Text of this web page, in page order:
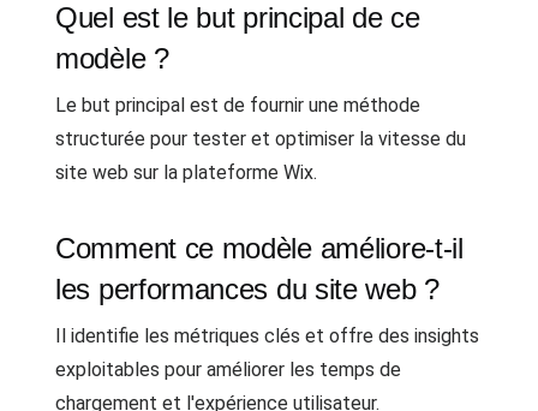
Quel est le but principal de ce
modèle ?
Le but principal est de fournir une méthode
structurée pour tester et optimiser la vitesse du
site web sur la plateforme Wix.
Comment ce modèle améliore-t-il
les performances du site web ?
Il identifie les métriques clés et offre des insights
exploitables pour améliorer les temps de
chargement et l'expérience utilisateur.